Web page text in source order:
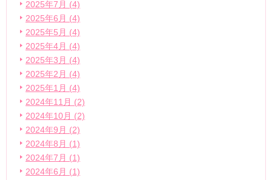
2025年7月 (4)
2025年6月 (4)
2025年5月 (4)
2025年4月 (4)
2025年3月 (4)
2025年2月 (4)
2025年1月 (4)
2024年11月 (2)
2024年10月 (2)
2024年9月 (2)
2024年8月 (1)
2024年7月 (1)
2024年6月 (1)